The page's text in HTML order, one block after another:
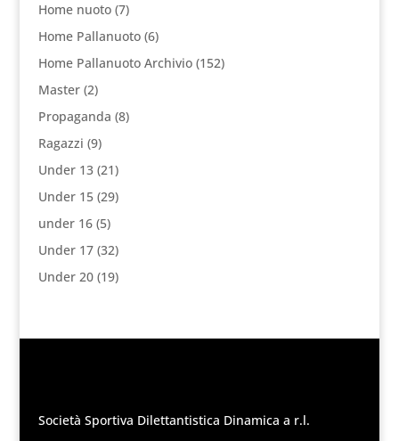
Home nuoto(7)
Home Pallanuoto(6)
Home Pallanuoto Archivio(152)
Master(2)
Propaganda (8)
Ragazzi (9)
Under 13(21)
Under 15(29)
under 16(5)
Under 17(32)
Under 20(19)
Società Sportiva Dilettantistica Dinamica a r.l.